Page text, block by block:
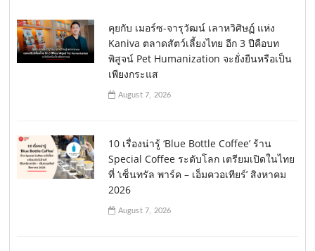
คุยกับ เมอร์ซ-จารุวัฒน์ เลาหวิศิษฏ์ แห่ง
Kaniva ตลาดสัตว์เลี้ยงไทย อีก 3 ปีคือบท
พิสูจน์ Pet Humanization จะยั่งยืนหรือเป็น
เพียงกระแส
August 7, 2026
10 เรื่องน่ารู้ ‘Blue Bottle Coffee’ ร้าน
Special Coffee ระดับโลก เตรียมเปิดในไทย
ที่ ‘เซ็นทรัล พาร์ค – เอ็มควอเทียร์’ สิงหาคม
2026
August 7, 2026